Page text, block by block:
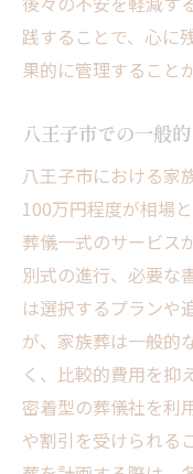
践することで、心に
果的に管理すること
八王子市での一般
八王子市における家
100万円程度が相場
葬儀一式のサービス
別式の進行、必要な
は選択するプランや
が、家族葬は一般的
く、比較的費用を抑
密着型の葬儀社を利
や割引を受けられる